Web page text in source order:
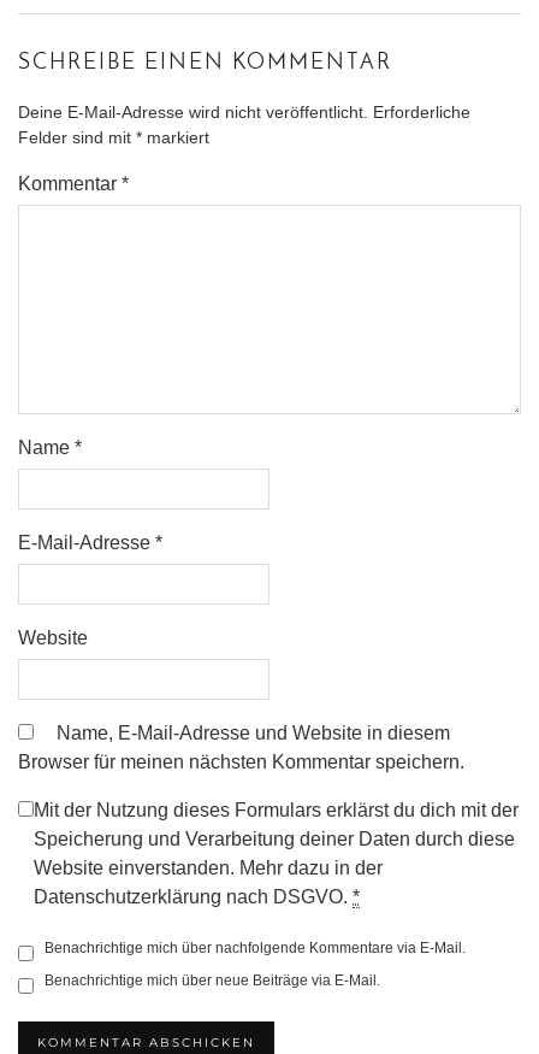
SCHREIBE EINEN KOMMENTAR
Deine E-Mail-Adresse wird nicht veröffentlicht. Erforderliche
Felder sind mit * markiert
Kommentar *
Name *
E-Mail-Adresse *
Website
Name, E-Mail-Adresse und Website in diesem
Browser für meinen nächsten Kommentar speichern.
Mit der Nutzung dieses Formulars erklärst du dich mit der
Speicherung und Verarbeitung deiner Daten durch diese
Website einverstanden. Mehr dazu in der
Datenschutzerklärung nach DSGVO. *
Benachrichtige mich über nachfolgende Kommentare via E-Mail.
Benachrichtige mich über neue Beiträge via E-Mail.